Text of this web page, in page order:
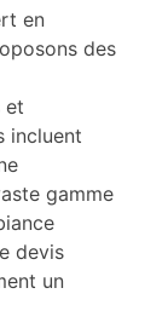
en
des
et
incluent
gamme
devis
un